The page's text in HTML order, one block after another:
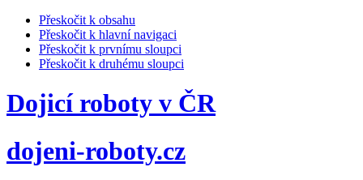
Přeskočit k obsahu
Přeskočit k hlavní navigaci
Přeskočit k prvnímu sloupci
Přeskočit k druhému sloupci
Dojicí roboty v ČR
dojeni-roboty.cz